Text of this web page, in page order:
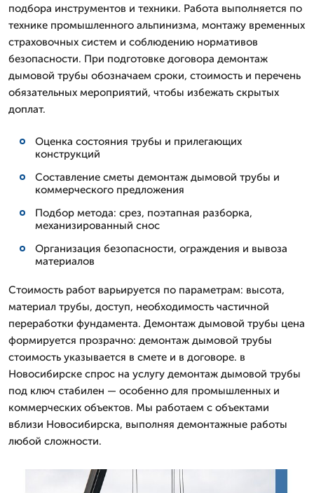
подбора инструментов и техники. Работа выполняется по
технике промышленного альпинизма, монтажу временных
страховочных систем и соблюдению нормативов
безопасности. При подготовке договора демонтаж
дымовой трубы обозначаем сроки, стоимость и перечень
обязательных мероприятий, чтобы избежать скрытых
доплат.
Оценка состояния трубы и прилегающих
конструкций
Составление сметы демонтаж дымовой трубы и
коммерческого предложения
Подбор метода: срез, поэтапная разборка,
механизированный снос
Организация безопасности, ограждения и вывоза
материалов
Стоимость работ варьируется по параметрам: высота,
материал трубы, доступ, необходимость частичной
переработки фундамента. Демонтаж дымовой трубы цена
формируется прозрачно: демонтаж дымовой трубы
стоимость указывается в смете и в договоре. в
Новосибирске спрос на услугу демонтаж дымовой трубы
под ключ стабилен — особенно для промышленных и
коммерческих объектов. Мы работаем с объектами
вблизи Новосибирска, выполняя демонтажные работы
любой сложности.